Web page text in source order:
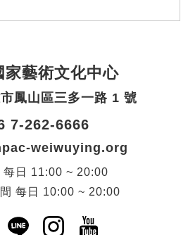
家藝術文化中心
鳳山區三多一路 1 號
7-262-6666
weiwuying.org
每日
11:00 ~ 20:00
每日 10:00 ~ 20:00
另開新視窗)
開新視窗)
LINE(另開新視窗)
Instagram(另開新視
YouTube(另開